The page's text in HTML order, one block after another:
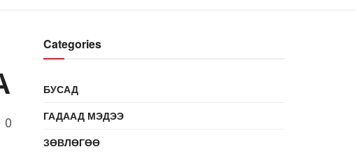
0
Categories
БУСАД
ГАДААД МЭДЭЭ
ЗӨВЛӨГӨӨ